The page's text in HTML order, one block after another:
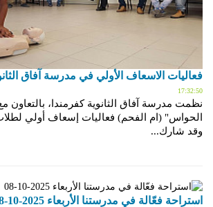
فعاليات الاسعاف الأولي في مدرسة آفاق
17:32:50
نظمت مدرسة آفاق الثانوية كفرمندا، بالتعاون
الحواس" (ام الفحم) فعاليات إسعاف أولي
وقد شارك...
استراحة فعّالة في مدرستنا الأربعاء 2025-10-08